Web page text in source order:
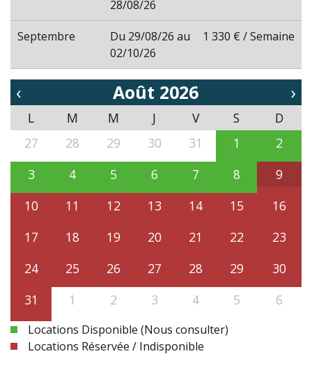
28/08/26
Septembre
Du 29/08/26 au
02/10/26
1 330 € / Semaine
‹ Août 2026 ›
L M M J V S
D
27
28 29 30 31 1
2
3
4 5 6 7 8
9
10
11 12 13 14 15
16
17
18 19 20 21 22
23
24
25 26 27 28 29
30
31
1 2 3 4 5 6
Locations Disponible (Nous consulter)
Locations Réservée / Indisponible